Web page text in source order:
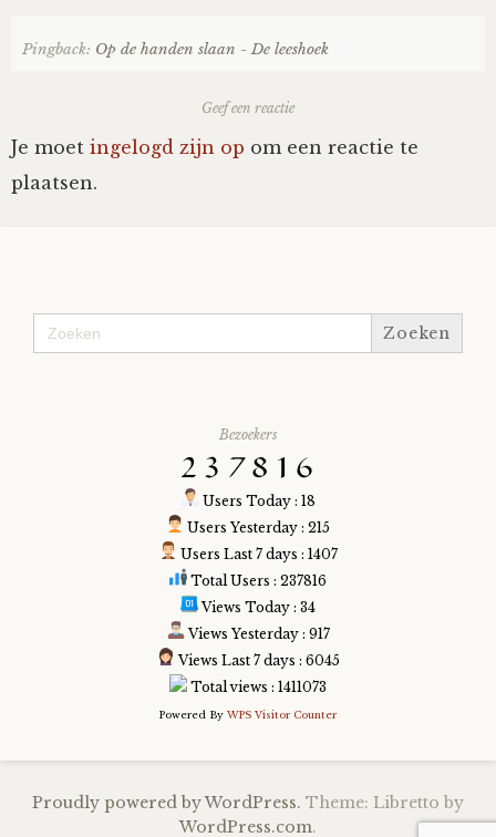
Pingback: Op de handen slaan - De leeshoek
Geef een reactie
Je moet ingelogd zijn op om een reactie te
plaatsen.
Zoek
naar:
Bezoekers
Users Today : 18
Users Yesterday : 215
Users Last 7 days : 1407
Total Users : 237816
Views Today : 34
Views Yesterday : 917
Views Last 7 days : 6045
Total views : 1411073
Powered By WPS Visitor Counter
Proudly powered by WordPress. Theme: Libretto by
WordPress.com.